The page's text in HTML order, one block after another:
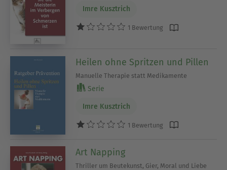
Imre Kusztrich
1 Bewertung
Heilen ohne Spritzen und Pillen
Manuelle Therapie statt Medikamente
Serie
Imre Kusztrich
1 Bewertung
Art Napping
Thriller um Beutekunst, Gier, Moral und Liebe